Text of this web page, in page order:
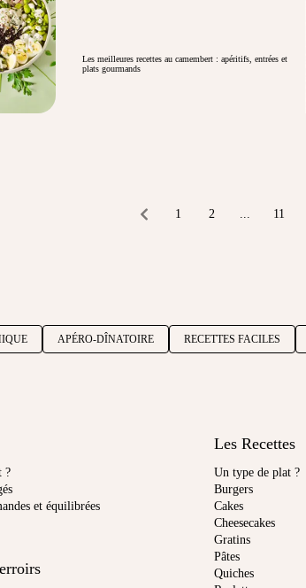
Les meilleures recettes au camembert : apéritifs, entrées et
plats gourmands
1 2 ... 11
APÉRO-DÎNATOIRE RECETTES FACILES
?
et équilibrées
Les Recettes
Un type de plat ?
Burgers
Cakes
Cheesecakes
Gratins
Pâtes
Quiches